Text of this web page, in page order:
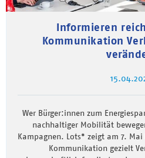
Informieren
Kommunikation
Wer Bürger:innen zum
nachhaltiger Mobilität
Kampagnen. Lots* zeigt am 7.
Kommunikation gezielt